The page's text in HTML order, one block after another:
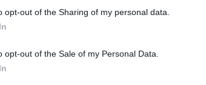
opt-out of the Sharing of my personal data.
opt-out of the Sale of my Personal Data.
superando nel 2024 la
con una criticità crescente: la carenza
Studi dei Consulenti del Lavoro
quinquennio, passando dal24,6%